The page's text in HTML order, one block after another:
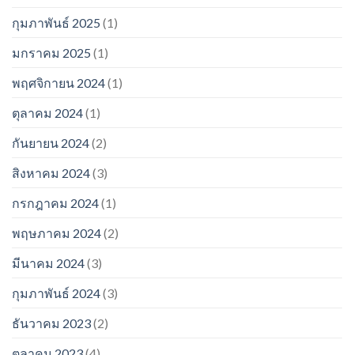
กุมภาพันธ์ 2025 (1)
มกราคม 2025 (1)
พฤศจิกายน 2024(1)
ตุลาคม 2024(1)
กันยายน 2024(2)
สิงหาคม 2024(3)
กรกฎาคม 2024(1)
พฤษภาคม 2024(2)
มีนาคม 2024(3)
กุมภาพันธ์ 2024(3)
ธันวาคม 2023(2)